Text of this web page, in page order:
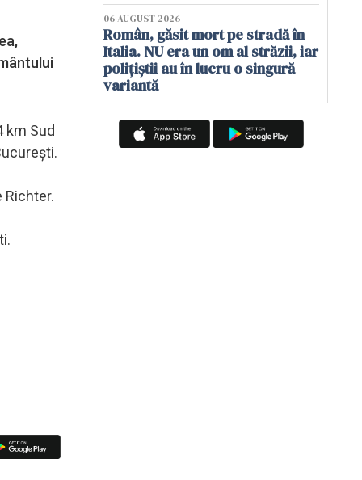
km Sud
Richter.
06 AUGUST 2026
Român, găsit mort pe stradă în
Italia. NU era un om al străzii, iar
polițiștii au în lucru o singură
variantă